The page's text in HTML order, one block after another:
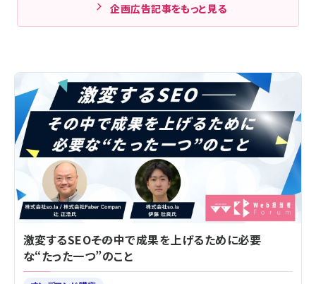
企画広告記事をもっと見る
激変するSEO――その中で成果を上げるために必要
な“たった一つ”のこと